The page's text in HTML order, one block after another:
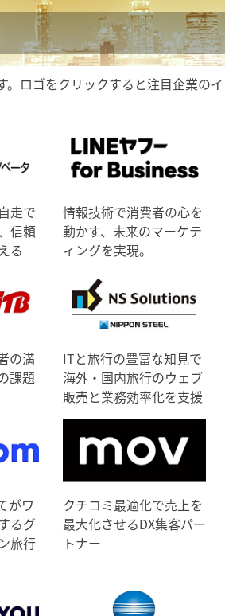
ロゴをクリックすると注目企業の
走で
信頼
る
情報技術で消費者の心を
動かす、未来のマーケテ
ィングを実現。
の満
課題
ITと旅行の豊富な知見で
海外・国内旅行のウェブ
販売と業務効率化を支援
がワ
るグ
旅行
クチコミ最適化で売上を
最大化させるDX集客パー
トナー